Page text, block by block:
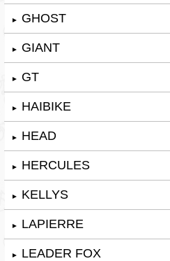
► GHOST
► GIANT
► GT
► HAIBIKE
► HEAD
► HERCULES
► KELLYS
► LAPIERRE
► LEADER FOX